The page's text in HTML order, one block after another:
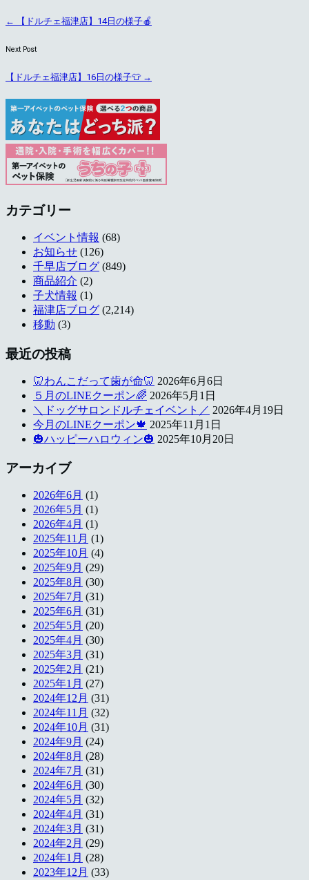
← 【ドルチェ福津店】14日の様子🍎
Next Post
【ドルチェ福津店】16日の様子👕 →
カテゴリー
イベント情報 (68)
お知らせ (126)
千早店ブログ (849)
商品紹介 (2)
子犬情報 (1)
福津店ブログ (2,214)
移動 (3)
最近の投稿
🦷わんこだって歯が命🦷 2026年6月6日
５月のLINEクーポン🌈 2026年5月1日
＼ドッグサロンドルチェイベント／ 2026年4月19日
今月のLINEクーポン🍁 2025年11月1日
🎃ハッピーハロウィン🎃 2025年10月20日
アーカイブ
2026年6月 (1)
2026年5月 (1)
2026年4月 (1)
2025年11月 (1)
2025年10月 (4)
2025年9月 (29)
2025年8月 (30)
2025年7月 (31)
2025年6月 (31)
2025年5月 (20)
2025年4月 (30)
2025年3月 (31)
2025年2月 (21)
2025年1月 (27)
2024年12月 (31)
2024年11月 (32)
2024年10月 (31)
2024年9月 (24)
2024年8月 (28)
2024年7月 (31)
2024年6月 (30)
2024年5月 (32)
2024年4月 (31)
2024年3月 (31)
2024年2月 (29)
2024年1月 (28)
2023年12月 (33)